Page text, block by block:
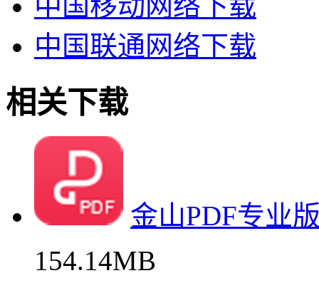
中国移动网络下载
中国联通网络下载
相关下载
金山PDF专业
154.14MB